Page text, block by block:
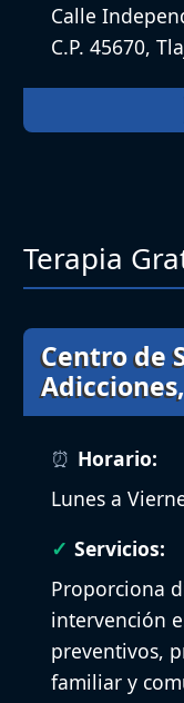
Calle
C.P. 45670,
Terapia
Centro de
Horario:
Lunes a
Servicios:
Proporciona
intervención
preventivos,
familiar y